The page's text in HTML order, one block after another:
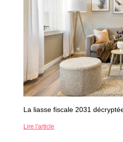
La liasse fiscale 2031
Lire l'article